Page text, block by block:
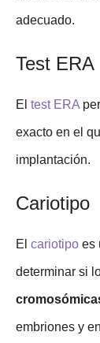
adecuado.
Test ERA
El test ERA
exacto en el
implantación.
Cariotipo
El cariotipo es
determinar si
embriones y